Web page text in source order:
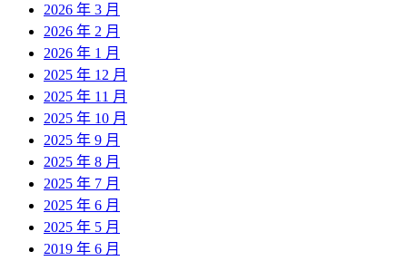
2026 年 3 月
2026 年 2 月
2026 年 1 月
2025 年 12 月
2025 年 11 月
2025 年 10 月
2025 年 9 月
2025 年 8 月
2025 年 7 月
2025 年 6 月
2025 年 5 月
2019 年 6 月